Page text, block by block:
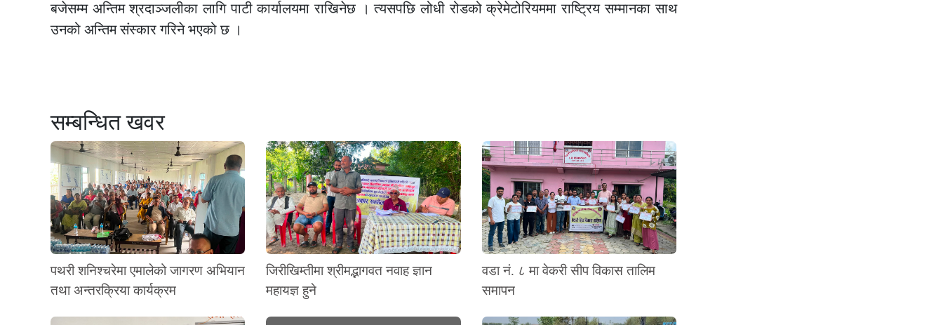
बजेसम्म अन्तिम श्रदाञ्जलीका लागि पाटी कार्यालयमा राखिनेछ । त्यसपछि लोधी रोडको क्रेमेटोरियममा राष्ट्रिय सम्मानका साथ
उनको अन्तिम संस्कार गरिने भएको छ ।
सम्बन्धित खवर
पथरी शनिश्चरेमा एमालेको जागरण अभियान
तथा अन्तरक्रिया कार्यक्रम
जिरीखिम्तीमा श्रीमद्भागवत नवाह ज्ञान
महायज्ञ हुने
वडा नं. ८ मा वेकरी सीप विकास तालिम
समापन